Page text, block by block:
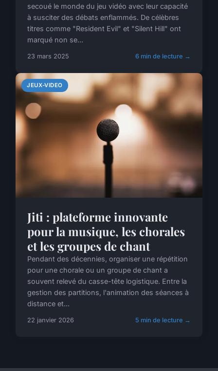
secoué le monde du jeu vidéo avec leur capacité
à susciter des débats enflammés. De célèbres
titres comme "Resident Evil" et "Silent Hill" ont
marqué non se...
23 mars 2025 6 min de lecture →
JEUX-VIDEO
Jiti : plateforme innovante
pour la musique, les chorales
et les groupes de chant
Pendant des décennies, organiser une répétition
pour une chorale ou un groupe de chant a
souvent relevé du casse-tête logistique. Entre la
gestion des partitions, l'animation des séances à
distance et...
22 janvier 2026 5 min de lecture →